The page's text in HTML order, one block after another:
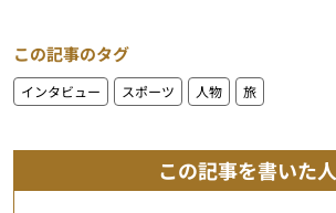
この記事のタグ
インタビュー スポーツ 人物 旅
この記事を書いた人